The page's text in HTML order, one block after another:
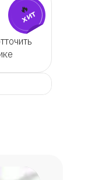
🔥
хит